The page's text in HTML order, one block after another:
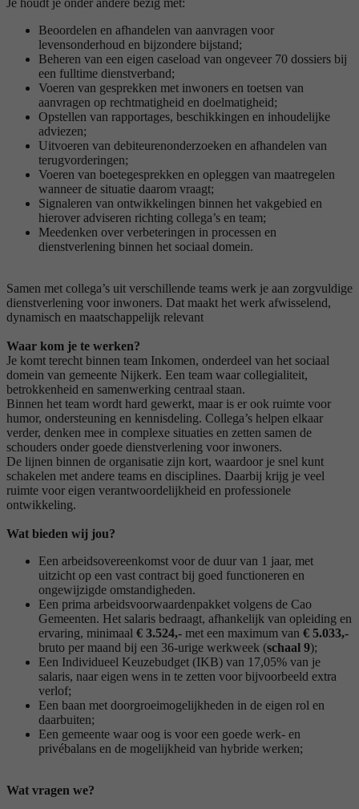
Beoordelen en afhandelen van aanvragen voor
levensonderhoud en bijzondere bijstand;
Beheren van een eigen caseload van ongeveer 70 dossiers bij
een fulltime dienstverband;
Voeren van gesprekken met inwoners en toetsen van
aanvragen op rechtmatigheid en doelmatigheid;
Opstellen van rapportages, beschikkingen en inhoudelijke
adviezen;
Uitvoeren van debiteurenonderzoeken en afhandelen van
terugvorderingen;
Voeren van boetegesprekken en opleggen van maatregelen
wanneer de situatie daarom vraagt;
Signaleren van ontwikkelingen binnen het vakgebied en
hierover adviseren richting collega’s en team;
Meedenken over verbeteringen in processen en
dienstverlening binnen het sociaal domein.
Samen met collega’s uit verschillende teams werk je aan zorgvuldige
dienstverlening voor inwoners. Dat maakt het werk afwisselend,
dynamisch en maatschappelijk relevant
Waar kom je te werken?
Je komt terecht binnen team Inkomen, onderdeel van het sociaal
domein van gemeente Nijkerk. Een team waar collegialiteit,
betrokkenheid en samenwerking centraal staan.
Binnen het team wordt hard gewerkt, maar is er ook ruimte voor
humor, ondersteuning en kennisdeling. Collega’s helpen elkaar
verder, denken mee in complexe situaties en zetten samen de
schouders onder goede dienstverlening voor inwoners.
De lijnen binnen de organisatie zijn kort, waardoor je snel kunt
schakelen met andere teams en disciplines. Daarbij krijg je veel
ruimte voor eigen verantwoordelijkheid en professionele
ontwikkeling.
Wat bieden wij jou?
Een arbeidsovereenkomst voor de duur van 1 jaar, met
uitzicht op een vast contract bij goed functioneren en
ongewijzigde omstandigheden.
Een prima arbeidsvoorwaardenpakket volgens de Cao
Gemeenten. Het salaris bedraagt, afhankelijk van opleiding en
ervaring, minimaal € 3.524,- met een maximum van € 5.033,-
bruto per maand bij een 36-urige werkweek (schaal 9);
Een Individueel Keuzebudget (IKB) van 17,05% van je
salaris, naar eigen wens in te zetten voor bijvoorbeeld extra
verlof;
Een baan met doorgroeimogelijkheden in de eigen rol en
daarbuiten;
Een gemeente waar oog is voor een goede werk- en
privébalans en de mogelijkheid van hybride werken;
Wat vragen we?